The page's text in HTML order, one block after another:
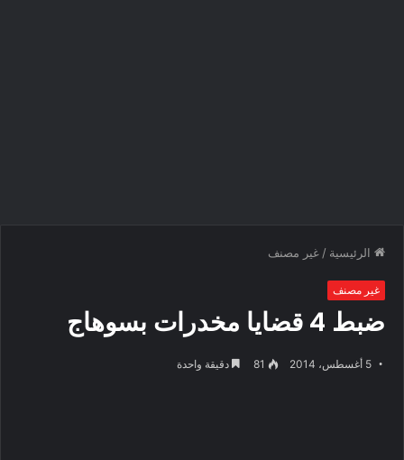
الرئيسية / غير مصنف
غير مصنف
ضبط 4 قضايا مخدرات بسوهاج‎
5 أغسطس، 2014 81 دقيقة واحدة